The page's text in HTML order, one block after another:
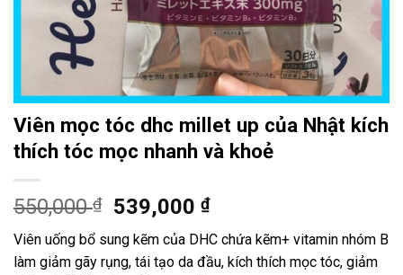
Viên mọc tóc dhc millet up của Nhật kích
thích tóc mọc nhanh và khoẻ
550,000₫ 539,000₫
Viên uống bổ sung kẽm của DHC chứa kẽm+ vitamin nhóm B
làm giảm gãy rụng, tái tạo da đầu, kích thích mọc tóc, giảm